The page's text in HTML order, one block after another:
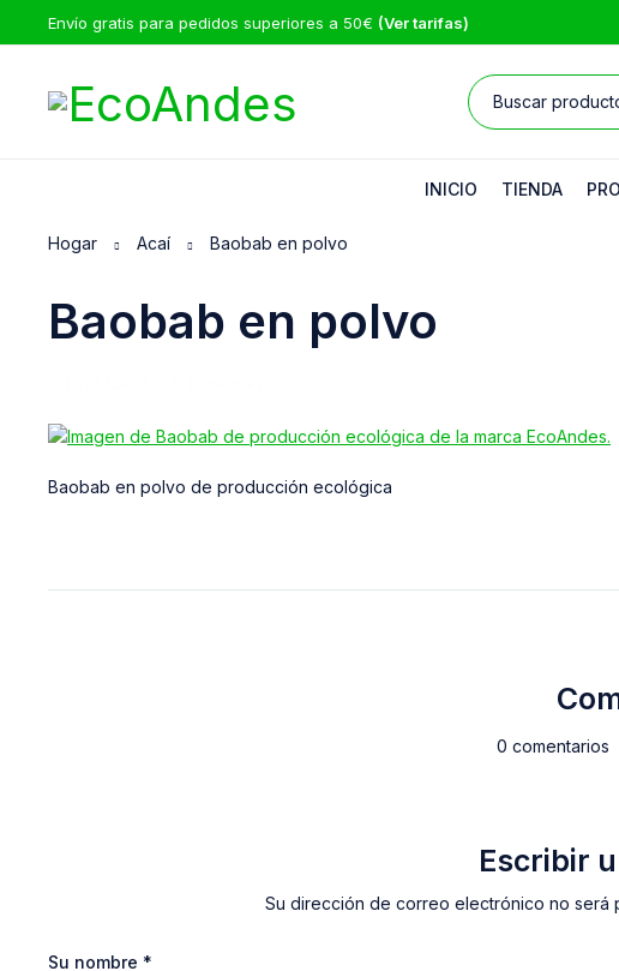
Envío gratis para pedidos superiores a 50€ (Ver tarifas)
INICIO TIENDA
Hogar Acaí Baobab en polvo
Baobab en polvo
Baobab en polvo de producción ecológica
0 comentarios
Escribir
Su dirección de correo electrónico no será
Su nombre *